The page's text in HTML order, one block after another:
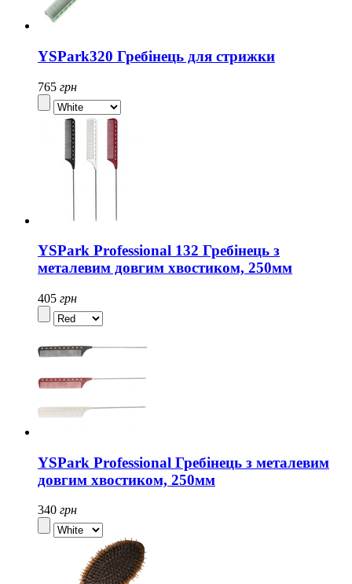
YSPark320 Гребінець для стрижки
765 грн
YSPark Professional 132 Гребінець з
металевим довгим хвостиком, 250мм
405 грн
YSPark Professional Гребінець з металевим
довгим хвостиком, 250мм
340 грн